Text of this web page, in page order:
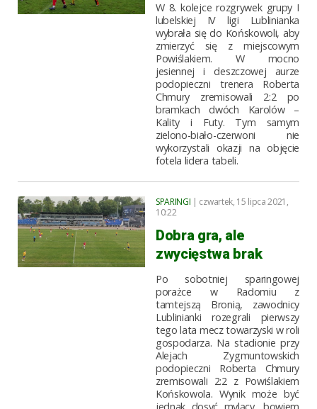
W 8. kolejce rozgrywek grupy I
lubelskiej IV ligi Lublinianka
wybrała się do Końskowoli, aby
zmierzyć się z miejscowym
Powiślakiem. W mocno
jesiennej i deszczowej aurze
podopieczni trenera Roberta
Chmury zremisowali 2:2 po
bramkach dwóch Karolów –
Kality i Futy. Tym samym
zielono-biało-czerwoni nie
wykorzystali okazji na objęcie
fotela lidera tabeli.
SPARINGI | czwartek, 15 lipca 2021,
10:22
Dobra gra, ale
zwycięstwa brak
Po sobotniej sparingowej
porażce w Radomiu z
tamtejszą Bronią, zawodnicy
Lublinianki rozegrali pierwszy
tego lata mecz towarzyski w roli
gospodarza. Na stadionie przy
Alejach Zygmuntowskich
podopieczni Roberta Chmury
zremisowali 2:2 z Powiślakiem
Końskowola. Wynik może być